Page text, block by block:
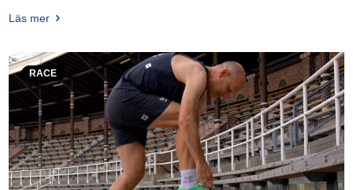
Läs mer
RACE